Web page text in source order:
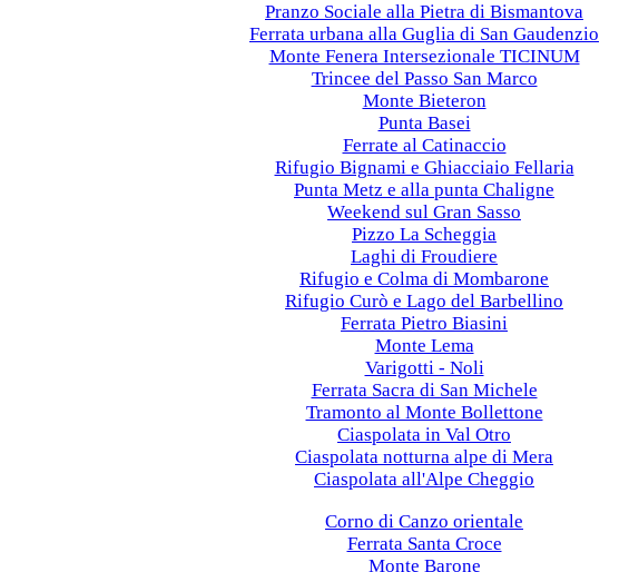
Pranzo Sociale alla Pietra di Bismantova
Ferrata urbana alla Guglia di San Gaudenzio
Monte Fenera Intersezionale TICINUM
Trincee del Passo San Marco
Monte Bieteron
Punta Basei
Ferrate al Catinaccio
Rifugio Bignami e Ghiacciaio Fellaria
Punta Metz e alla punta Chaligne
Weekend sul Gran Sasso
Pizzo La Scheggia
Laghi di Froudiere
Rifugio e Colma di Mombarone
Rifugio Curò e Lago del Barbellino
Ferrata Pietro Biasini
Monte Lema
Varigotti - Noli
Ferrata Sacra di San Michele
Tramonto al Monte Bollettone
Ciaspolata in Val Otro
Ciaspolata notturna alpe di Mera
Ciaspolata all'Alpe Cheggio
Corno di Canzo orientale
Ferrata Santa Croce
Monte Barone